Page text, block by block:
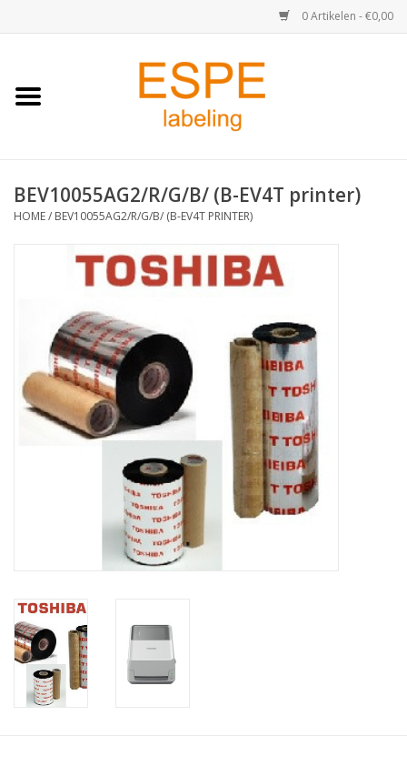
0 Artikelen - €0,00
Home
Retail
Kassa & Pinrollen
Verzend-etiketten
BEV10055AG2/R/G/B/ (B-EV4T printer)
HOME/ BEV10055AG2/R/G/B/ (B-EV4T PRINTER)